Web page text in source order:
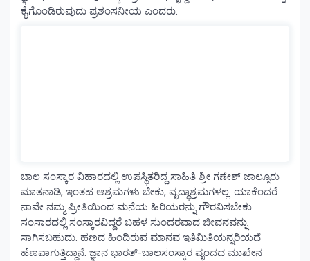
ಕೈಗೊಂಡಿರುವುದು ಪ್ರಶಂಸನೀಯ ಎಂದರು.
ಬಾಲ ಸಂಸ್ಕಾರ ವಿಹಾರದಲ್ಲಿ ಉಪಸ್ಥಿತರಿದ್ದ ಸಾಹಿತಿ ಶ್ರೀ ಗಣೇಶ್ ಜಾಲ್ಸೂರು
ಮಾತನಾಡಿ, ಇಂತಹ ಆಶ್ರಮಗಳು ಬೇಕು, ವೃದ್ಧಾಶ್ರಮಗಳಲ್ಲ. ಯಾಕೆಂದರೆ
ನಾವೇ ನಮ್ಮ ಪ್ರೀತಿಯಿಂದ ಮನೆಯ ಹಿರಿಯರನ್ನು ಗೌರವಿಸಬೇಕು.
ಸಂಸಾರದಲ್ಲಿ ಸಂಸ್ಕಾರವಿದ್ದರೆ ಬಹಳ ಸುಂದರವಾದ ಜೀವನವನ್ನು
ಸಾಗಿಸಬಹುದು. ಹಣದ ಹಿಂದಿರುವ ಮಾನವ ಇತಿಮಿತಿಯನ್ನರಿಯದೆ
ಹೆಣವಾಗುತ್ತಿದ್ದಾನೆ. ಜ್ಞಾನ ಭಾರತ್-ಬಾಲಸಂಸ್ಕಾರ ವೃಂದದ ಮುಖೇನ